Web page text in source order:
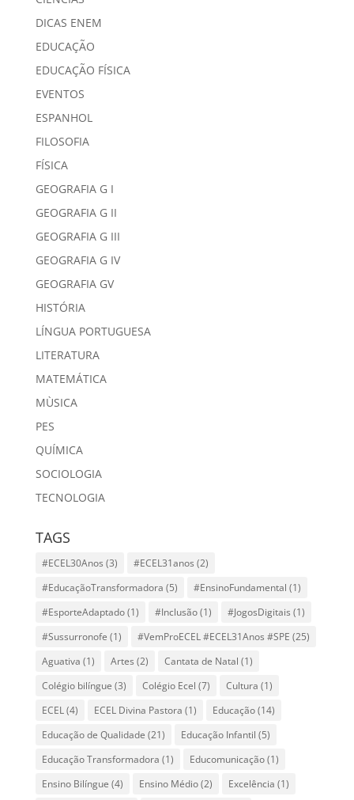
DICAS ENEM
EDUCAÇÃO
EDUCAÇÃO FÍSICA
EVENTOS
ESPANHOL
FILOSOFIA
FÍSICA
GEOGRAFIA G I
GEOGRAFIA G II
GEOGRAFIA G III
GEOGRAFIA G IV
GEOGRAFIA GV
HISTÓRIA
LÍNGUA PORTUGUESA
LITERATURA
MATEMÁTICA
MÙSICA
PES
QUÍMICA
SOCIOLOGIA
TECNOLOGIA
TAGS
#ECEL30Anos (3) #ECEL31anos (2)
#EducaçãoTransformadora (5) #EnsinoFundamental (1)
#EsporteAdaptado(1) #Inclusão(1) #JogosDigitais (1)
#Sussurronofe (1) #VemProECEL #ECEL31Anos #SPE (25)
Aguativa (1) Artes (2) Cantata de Natal (1)
Colégio bilíngue (3) Colégio Ecel (7) Cultura (1)
ECEL(4) ECEL Divina Pastora (1) Educação(14)
Educação de Qualidade (21) Educação Infantil (5)
Educação Transformadora (1) Educomunicação(1)
Ensino Bilíngue (4) Ensino Médio(2) Excelência (1)